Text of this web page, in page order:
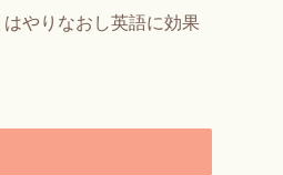
はやりなおし英語に効果